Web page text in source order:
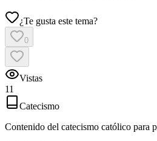
¿Te gusta este tema?
0
Vistas
11
Catecismo
Contenido del catecismo católico para